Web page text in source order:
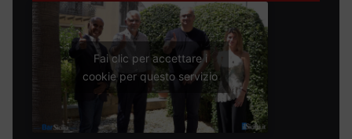
Fai clic per accettare i
cookie per questo servizio